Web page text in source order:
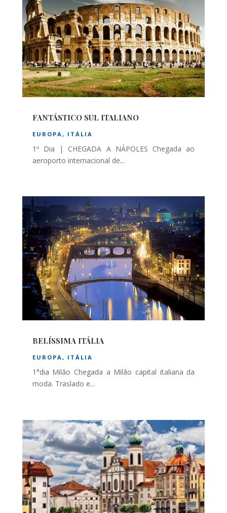
FANTÁSTICO SUL ITALIANO
EUROPA , ITÁLIA
1º Dia | CHEGADA A NÁPOLES Chegada ao
aeroporto internacional de...
BELÍSSIMA ITÁLIA
EUROPA, ITÁLIA
1°dia Milão Chegada a Milão capital italiana da
moda. Traslado e...